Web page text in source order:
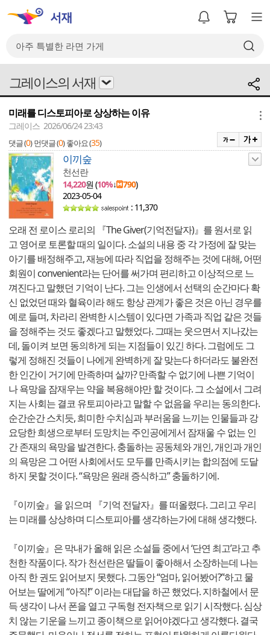
그레이스의 서재
미래를 디스토피아로 상상하는 이유
그레이스 2026/06/24 23:43
댓글 (0) 먼댓글 (0) 좋아요 (35)
이끼숲
천선란
14,220원 (10%↓ 790)
2023-05-04
: 11,370
오래 전 로이스 로리의 『The Giver(기억전달자)』를 원서로 읽
고 영어로 토론할 때의 일이다. 소설의 내용 중 각 가정에 잘 맞는
아기를 배정해주고, 재능에 따라 직업을 정해주는 것에 대해, 어떤
회원이 convenient라는 단어를 써가며 편리하고 이상적으로 느
껴진다고 말했던 기억이 난다. 그는 인생에서 선택의 순간마다 확
신 없었던 때와 혈육이라 해도 항상 관계가 좋은 것은 아닌 경우를
예로 들며, 차라리 완벽한 시스템이 있다면 가족과 직업 같은 것들
을 정해주는 것도 좋겠다고 말했었다. 그때는 웃으면서 지나갔는
데, 돌이켜 보면 동의하게 되는 지점들이 있긴 하다. 그럼에도 그
렇게 정해진 것들이 나에게 완벽하게 잘 맞는다 하더라도 불완전
한 인간이 거기에 만족하며 살까? 만족할 수 없기에 나쁜 기억이
나 욕망을 잠재우는 약을 복용해야만 할 것이다. 그 소설에서 그려
지는 사회는 결코 유토피아라고 말할 수 없음을 우리는 동의한다.
순간순간 스치듯, 희미한 수치심과 부러움을 느끼는 인물들과 강
요당한 희생으로부터 도망치는 주인공에게서 잠재울 수 없는 인
간 존재의 욕망을 발견한다. 충돌하는 공동체와 개인, 개인과 개인
의 욕망은 그 어떤 사회에서도 모두를 만족시키는 합의점에 도달
하지 못할 것이다. “욕망은 원래 증식하고” 충돌하기에.
『이끼숲』을 읽으며 『기억 전달자』를 떠올렸다. 그리고 우리
는 미래를 상상하며 디스토피아를 생각하는가에 대해 생각했다.
『이끼숲』은 막내가 올해 읽은 소설들 중에서 ‘단연 최고’라고 추
천한 작품이다. 작가 천선란은 딸들이 좋아해서 소장하는데 나는
아직 한 권도 읽어보지 못했다. 그동안 “엄마, 읽어봤어?”하고 물
어보는 딸에게 “아직!” 이라는 대답을 하곤 했었다. 지하철에서 문
득 생각이 나서 폰을 열고 구독형 전자책으로 읽기 시작했다. 심상
치 않는 기운을 느끼고 종이책으로 읽어야겠다고 생각했다. 결국